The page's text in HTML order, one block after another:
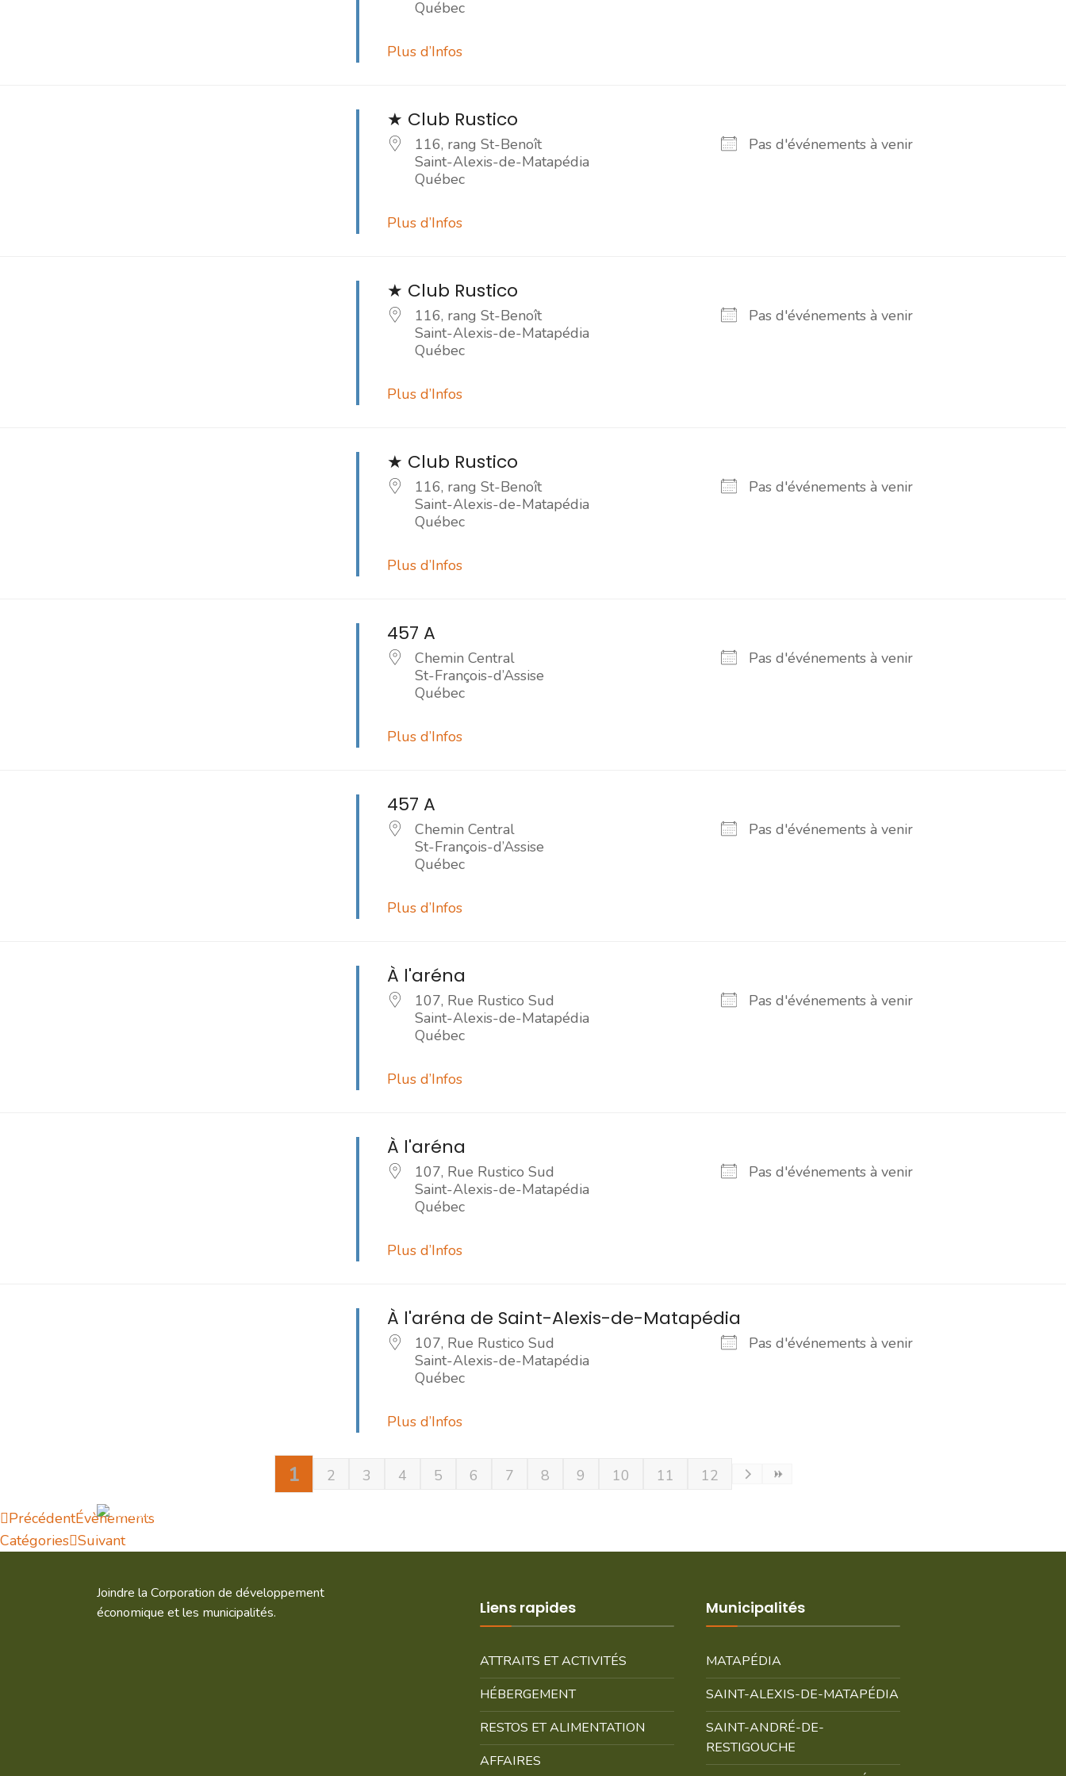
Québec
Plus d’Infos
★ Club Rustico
116, rang St-Benoît
Saint-Alexis-de-Matapédia
Québec
Pas d'événements à venir
Plus d’Infos
★ Club Rustico
116, rang St-Benoît
Saint-Alexis-de-Matapédia
Québec
Pas d'événements à venir
Plus d’Infos
★ Club Rustico
116, rang St-Benoît
Saint-Alexis-de-Matapédia
Québec
Pas d'événements à venir
Plus d’Infos
457 A
Chemin Central
St-François-d’Assise
Québec
Pas d'événements à venir
Plus d’Infos
457 A
Chemin Central
St-François-d’Assise
Québec
Pas d'événements à venir
Plus d’Infos
À l'aréna
107, Rue Rustico Sud
Saint-Alexis-de-Matapédia
Québec
Pas d'événements à venir
Plus d’Infos
À l'aréna
107, Rue Rustico Sud
Saint-Alexis-de-Matapédia
Québec
Pas d'événements à venir
Plus d’Infos
À l'aréna de Saint-Alexis-de-Matapédia
107, Rue Rustico Sud
Saint-Alexis-de-Matapédia
Québec
Pas d'événements à venir
Plus d’Infos
1 2 3 4 5 6 7 8 9 10 11 12
PrécédentÉvènements
Catégories Suivant
Joindre la Corporation de développement
économique et les municipalités.
Liens rapides
ATTRAITS ET ACTIVITÉS
HÉBERGEMENT
RESTOS ET ALIMENTATION
AFFAIRES
Municipalités
MATAPÉDIA
SAINT-ALEXIS-DE-MATAPÉDIA
SAINT-ANDRÉ-DE-
RESTIGOUCHE